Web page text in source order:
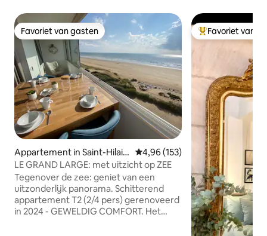
Favoriet van gasten
Favoriet van gasten
Appartement in Saint-Hilair
e-de-Riez
Gemiddelde beoordeling van
4,96 (153)
LE GRAND LARGE: met uitzicht op ZEE
Tegenover de zee: geniet van een
uitzonderlijk panorama. Schitterend
appartement T2 (2/4 pers) gerenoveerd
in 2024 - GEWELDIG COMFORT. Het
Topfavoriet van
Favoriet van